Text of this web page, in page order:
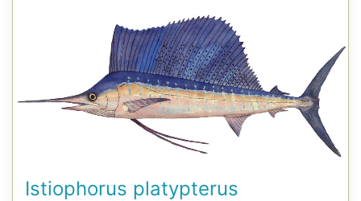
Istiophorus platypterus